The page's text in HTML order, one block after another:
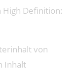
High Definition:
von
Inhalt